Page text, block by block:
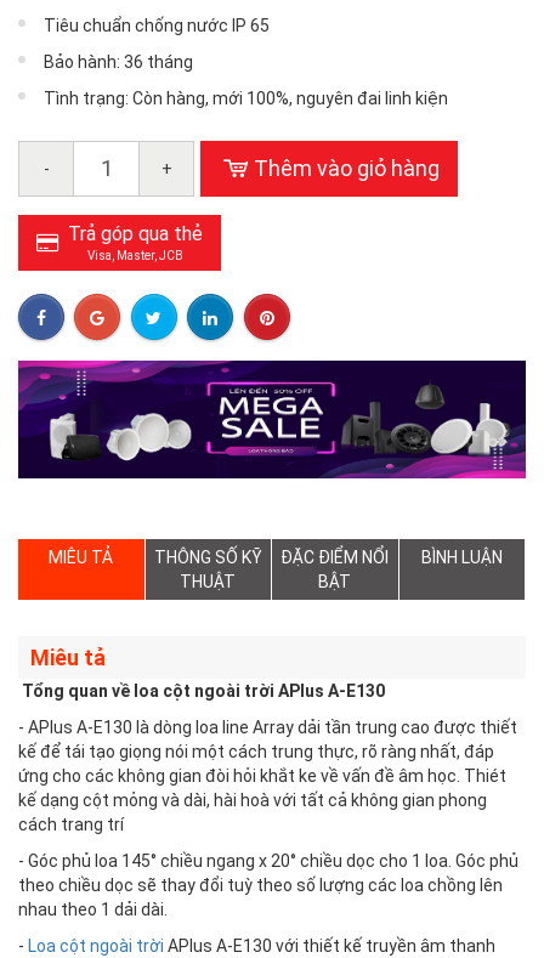
Tiêu chuẩn chống nước IP 65
Bảo hành: 36 tháng
Tình trạng: Còn hàng, mới 100%, nguyên đai linh kiện
- + Thêm vào giỏ hàng
Trả góp qua thẻ
Visa, Master, JCB
MIÊU TẢ
THÔNG SỐ KỸ
THUẬT
ĐẶC ĐIỂM NỔI
BẬT
BÌNH LUẬN
Miêu tả
Tổng quan về loa cột ngoài trời APlus A-E130
- APlus A-E130 là dòng loa line Array dải tần trung cao được thiết
kế để tái tạo giọng nói một cách trung thực, rõ ràng nhất, đáp
ứng cho các không gian đòi hỏi khắt ke về vấn đề âm học. Thiét
kế dạng cột mỏng và dài, hài hoà với tất cả không gian phong
cách trang trí
- Góc phủ loa 145° chiều ngang x 20° chiều dọc cho 1 loa. Góc phủ
theo chiều dọc sẽ thay đổi tuỳ theo số lượng các loa chồng lên
nhau theo 1 dải dài.
- Loa cột ngoài trời APlus A-E130 với thiết kế truyền âm thanh